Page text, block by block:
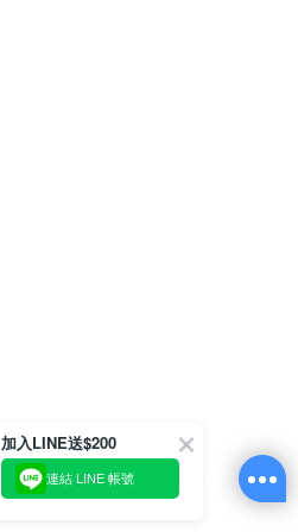
加入LINE送$200
連結 LINE 帳號